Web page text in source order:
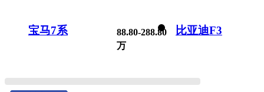
宝马7系
88.80-288.80
万
比亚迪F3